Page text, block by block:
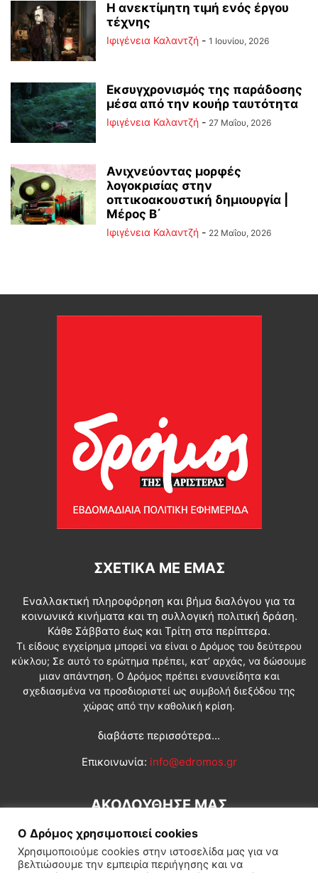
Η ανεκτίμητη τιμή ενός έργου
τέχνης
Ιφιγένεια Καλαντζή - 1 Ιουνίου, 2026
Εκσυγχρονισμός της παράδοσης
μέσα από την κουήρ ταυτότητα
Ιφιγένεια Καλαντζή - 27 Μαΐου, 2026
Ανιχνεύοντας μορφές
λογοκρισίας στην
οπτικοακουστική δημιουργία |
Μέρος B΄
Ιφιγένεια Καλαντζή - 22 Μαΐου, 2026
ΣΧΕΤΙΚΆ ΜΕ ΕΜΆΣ
Εναλλακτική πληροφόρηση και βήμα διαλόγου για τα
κοινωνικά κινήματα και τη συλλογική πολιτική δράση.
Κάθε Σάββατο έως και Τρίτη στα περίπτερα.
Τι είδους εγχείρημα μπορεί να είναι ο Δρόμος του δεύτερου
κύκλου; Σε αυτό το ερώτημα πρέπει, κατ’ αρχάς, να δώσουμε
μιαν απάντηση. Ο Δρόμος πρέπει ενσυνείδητα και
σχεδιασμένα να προσδιοριστεί ως συμβολή διεξόδου της
χώρας από την καθολική κρίση.
διαβάστε περισσότερα...
Επικοινωνία: info@edromos.gr
ΑΚΟΛΟΥΘΗΣΕ ΜΑΣ
Ο Δρόμος χρησιμοποιεί cookies
Χρησιμοποιούμε cookies στην ιστοσελίδα μας για να
βελτιώσουμε την εμπειρία περιήγησης και να